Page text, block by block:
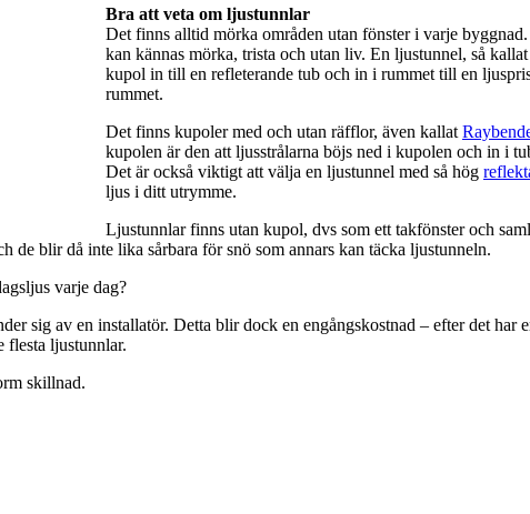
Bra att veta om ljustunnlar
Det finns alltid mörka områden utan fönster i varje
kan kännas mörka, trista och utan liv. En ljustunnel, så
kupol in till en refleterande tub och in i rummet till en
rummet.
Det finns kupoler med och utan räfflor, även kallat
kupolen är den att ljusstrålarna böjs ned i kupolen och in i
Det är också viktigt att välja en ljustunnel med så hög
ljus i ditt utrymme.
Ljustunnlar finns utan kupol, dvs som ett takfönster och
blir då inte lika sårbara för snö som annars kan täcka ljustunneln.
varje dag?
sig av en installatör. Detta blir dock en engångskostnad – efter det
flesta ljustunnlar.
skillnad.